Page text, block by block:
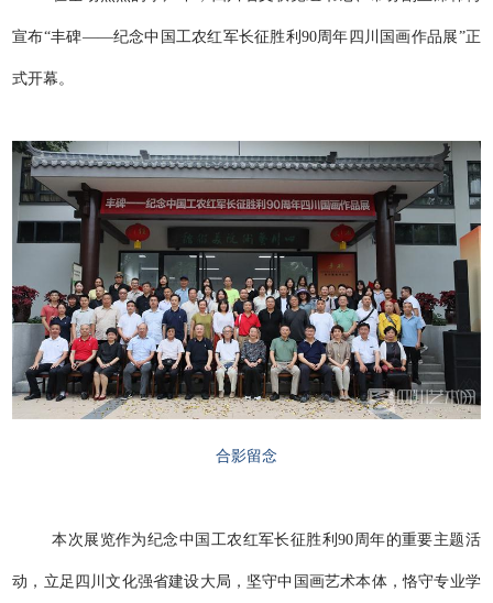
宣布“丰碑——纪念中国工农红军长征胜利90周年四川国画作品展”正
式开幕。
合影留念
本次展览作为纪念中国工农红军长征胜利90周年的重要主题活
动，立足四川文化强省建设大局，坚守中国画艺术本体，恪守专业学